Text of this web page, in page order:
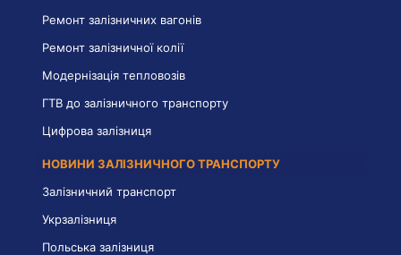
Ремонт залізничних вагонів
Ремонт залізничної колії
Модернізація тепловозів
ГТВ до залізничного транспорту
Цифрова залізниця
НОВИНИ ЗАЛІЗНИЧНОГО ТРАНСПОРТУ
Залізничний транспорт
Укрзалізниця
Польська залізниця